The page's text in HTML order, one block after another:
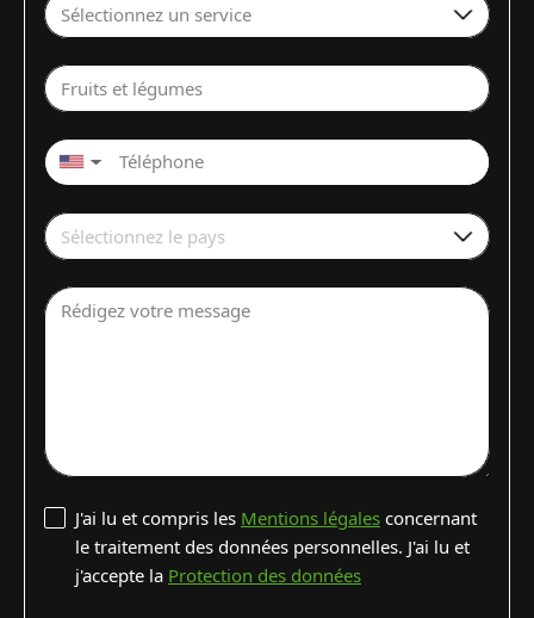
Sélectionnez un service
Fruits et légumes
▼
Sélectionnez le pays
Rédigez votre message
J'ai lu et compris les Mentions légales concernant
le traitement des données personnelles. J'ai lu et
j'accepte la Protection des données